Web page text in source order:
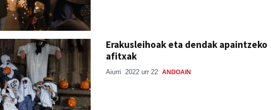
Erakusleihoak eta dendak apaintzeko
afitxak
Aiurri 2022 urr 22 ANDOAIN